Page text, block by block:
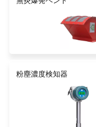
粉塵濃度検知器